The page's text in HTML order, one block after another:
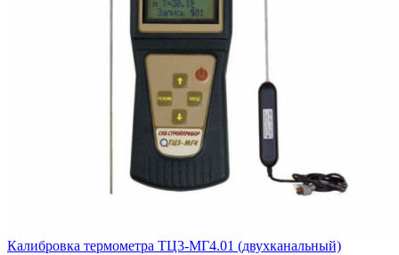
Калибровка термометра ТЦ3-МГ4.01 (двухканальный)